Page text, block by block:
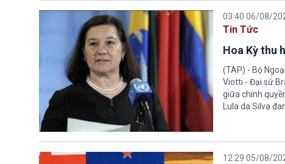
03:40 06/08/
Tin Tức
Hoa Kỳ thu
(TAP) - Bộ
Viotti - Đại sứ
giữa chính
Lula da Silva
12:29 05/08/